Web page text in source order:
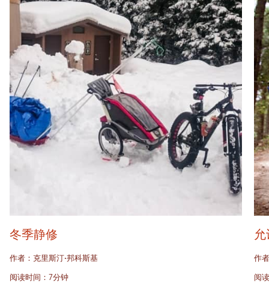
冬季静修
作者：克里斯汀·邦科斯基
阅读时间：7分钟
作
阅